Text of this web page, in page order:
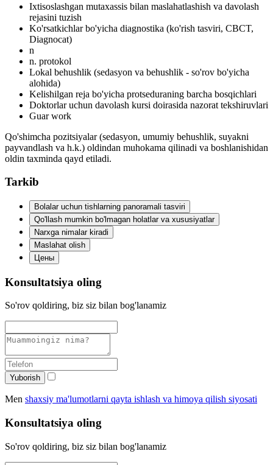
Ixtisoslashgan mutaxassis bilan maslahatlashish va davolash
rejasini tuzish
Ko'rsatkichlar bo'yicha diagnostika (ko'rish tasviri, CBCT,
Diagnocat)
n
n. protokol
Lokal behushlik (sedasyon va behushlik - so'rov bo'yicha
alohida)
Kelishilgan reja bo'yicha protseduraning barcha bosqichlari
Doktorlar uchun davolash kursi doirasida nazorat tekshiruvlari
Guar work
Qo'shimcha pozitsiyalar (sedasyon, umumiy behushlik, suyakni
payvandlash va h.k.) oldindan muhokama qilinadi va boshlanishidan
oldin taxminda qayd etiladi.
Tarkib
Bolalar uchun tishlarning panoramali tasviri
Qo'llash mumkin bo'lmagan holatlar va xususiyatlar
Narxga nimalar kiradi
Maslahat olish
Цены
Konsultatsiya oling
So'rov qoldiring, biz siz bilan bog'lanamiz
Yuborish
Men shaxsiy ma'lumotlarni qayta ishlash va himoya qilish siyosati
Konsultatsiya oling
So'rov qoldiring, biz siz bilan bog'lanamiz